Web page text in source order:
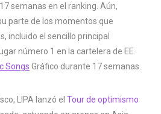
semanas en el ranking. Aún,
parte de los momentos que
incluido el sencillo principal
número 1 en la cartelera de EE.
Songs Gráfico durante 17 semanas.
LIPA lanzó el Tour de optimismo